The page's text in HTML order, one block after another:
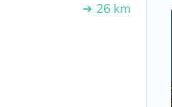
➔ 26 km